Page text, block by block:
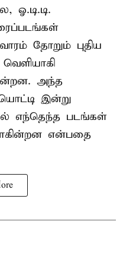
ஓ.டி.டி.
தோறும் புதிய
அந்த
இன்று
எந்தெந்த படங்கள்
என்பதை